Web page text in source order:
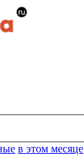
в этом месяце